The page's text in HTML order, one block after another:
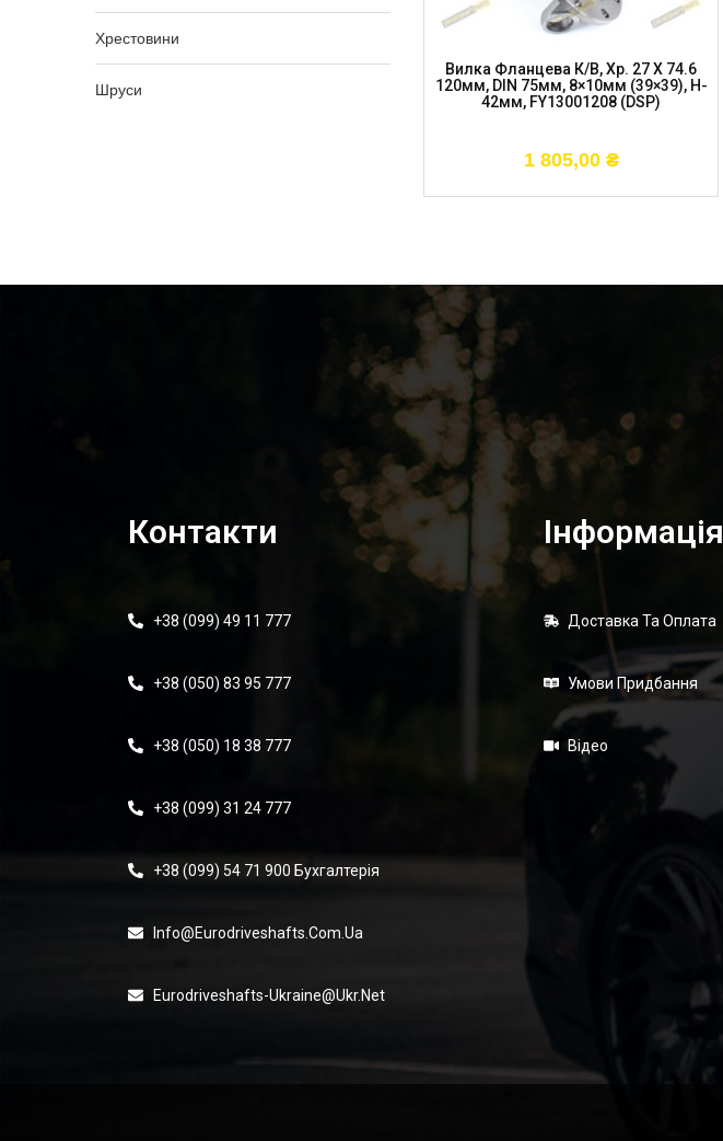
Хрестовини
Шруси
Вилка Фланцева К/в, Хр. 27 X 74.6
100мм, SAE 45мм, H-47мм, SUBARU
Вилка Фланцева К/в, Хр. 27 X 74.6
120мм, DIN 75мм, 8×10мм (39×39), H-
42мм, FY13001208 (DSP)
1 805,00 ₴
Контакти
+38 (099) 49 11 777
+38 (050) 83 95 777
+38 (050) 18 38 777
+38 (099) 31 24 777
+38 (099) 54 71 900 Бухгалтерія
Info@eurodriveshafts.com.ua
Eurodriveshafts-Ukraine@ukr.net
Інформація
Доставка Та Оплата
Умови Придбання
Відео